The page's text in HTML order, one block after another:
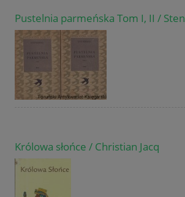
Pustelnia parmeńska Tom I, II /
Królowa słońce / Christian Jacq